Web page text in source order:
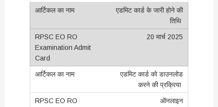
एडमिट कार्ड के जारी होने की
तिथि
20 मार्च 2025
एडमिट कार्ड को डाउनलोड
करने की प्रक्रिया
ऑनलाइन